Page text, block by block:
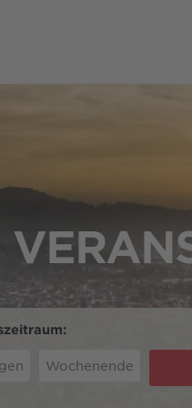
Wochenende